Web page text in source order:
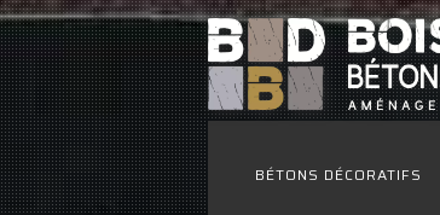
BÉTONS DÉCORATIFS